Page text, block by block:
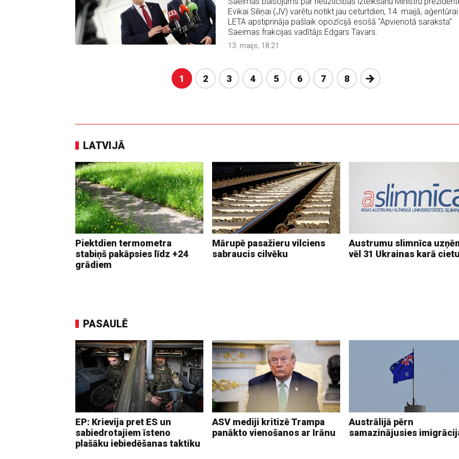
Evikai Siliņai (JV) varētu notikt jau ceturtdien, 14. maijā, aģentūrai
LETA apstiprināja pašlaik opozīcijā esošā "Apvienotā saraksta"
Saeimas frakcijas vadītājs Edgars Tavars.
13. maijs, 18:21
1 2 3 4 5 6 7 8 Nākošā
LATVIJĀ
Piektdien termometra
stabiņš pakāpsies līdz +24
grādiem
Mārupē pasažieru vilciens
sabraucis cilvēku
Austrumu slimnīca
vēl 31 Ukrainas karā
PASAULĒ
EP: Krievija pret ES un
sabiedrotajiem īsteno
plašāku iebiedēšanas taktiku
ASV mediji kritizē Trampa
panākto vienošanos ar Irānu
Austrālijā pērn
samazinājusies